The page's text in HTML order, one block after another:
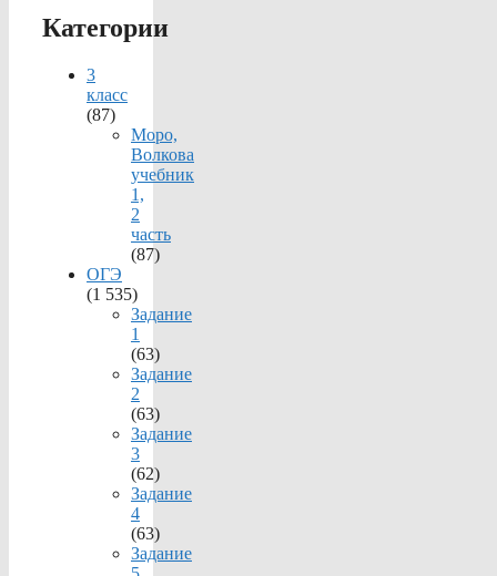
Категории
3
класс
(87)
Моро,
Волкова
учебник
1,
2
часть
(87)
ОГЭ
(1 535)
Задание
1
(63)
Задание
2
(63)
Задание
3
(62)
Задание
4
(63)
Задание